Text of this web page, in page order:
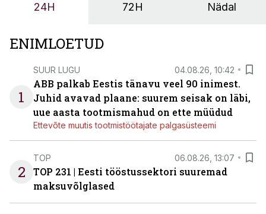
24H 72H Nädal
ENIMLOETUD
1
SUUR LUGU 04.08.26, 10:42
ABB palkab Eestis tänavu veel 90 inimest.
Juhid avavad plaane: suurem seisak on läbi,
uue aasta tootmismahud on ette müüdud
Ettevõte muutis tootmistöötajate palgasüsteemi
2
TOP 06.08.26, 13:07
TOP 231 | Eesti tööstussektori suuremad
maksuvõlglased